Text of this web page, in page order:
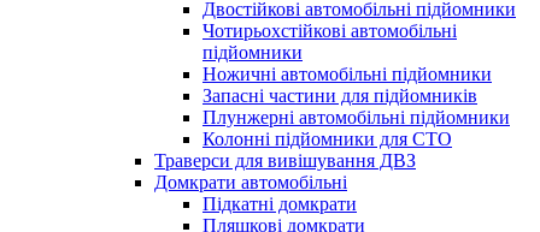
Двостійкові автомобільні підйомники
Чотирьохстійкові автомобільні
підйомники
Ножичні автомобільні підйомники
Запасні частини для підйомників
Плунжерні автомобільні підйомники
Колонні підйомники для СТО
Траверси для вивішування ДВЗ
Домкрати автомобільні
Підкатні домкрати
Пляшкові домкрати